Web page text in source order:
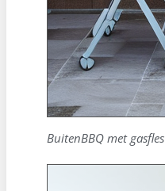
BuitenBBQ met gasfles